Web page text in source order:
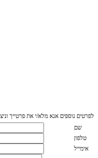
לפרטים נוספים אנא מלא/י את פרטייך
שם
טלפון
אימייל